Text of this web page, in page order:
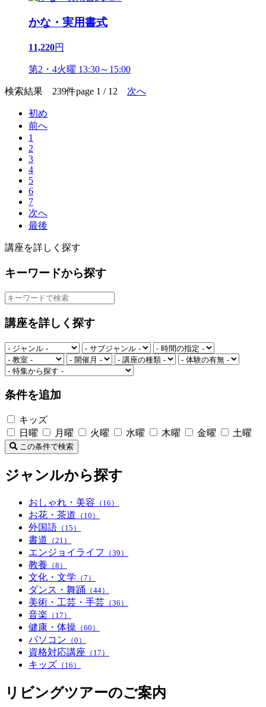
かな・実用書式
11,220円
第2・4火曜 13:30～15:00
検索結果 239件page 1 / 12 次へ
初め
前へ
1
2
3
4
5
6
7
次へ
最後
講座を詳しく探す
キーワードから探す
講座を詳しく探す
条件を追加
キッズ
日曜
月曜 火曜 水曜 木曜 金曜 土曜
この条件で検索
ジャンルから探す
おしゃれ・美容 （16）
お花・茶道 （10）
外国語 （15）
書道 （21）
エンジョイライフ （39）
教養 （8）
文化・文学 （7）
ダンス・舞踊 （44）
美術・工芸・手芸 （36）
音楽 （17）
健康・体操 （60）
パソコン （0）
資格対応講座 （17）
キッズ （16）
リビングツアーのご案内